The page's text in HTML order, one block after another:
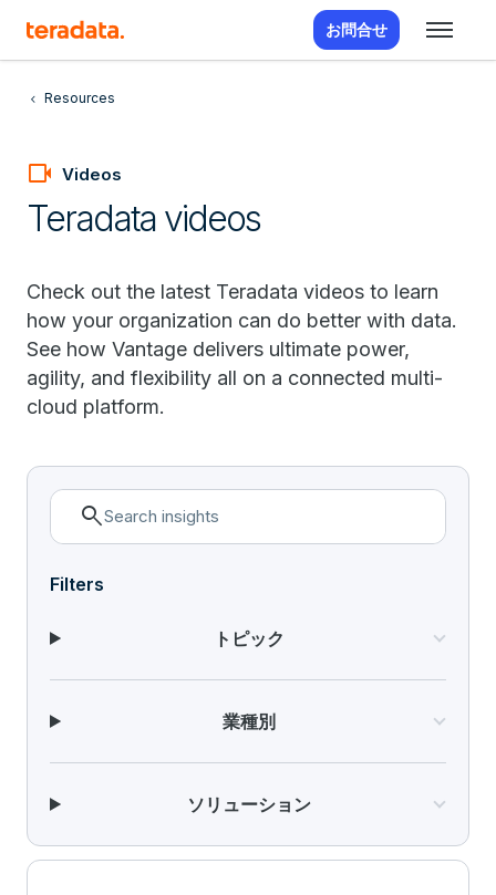
お問合せ
Resources
videocam Videos
Teradata videos
Check out the latest Teradata videos to learn
how your organization can do better with data.
See how Vantage delivers ultimate power,
agility, and flexibility all on a connected multi-
cloud platform.
search
Filters
トピック
業種別
ソリューション